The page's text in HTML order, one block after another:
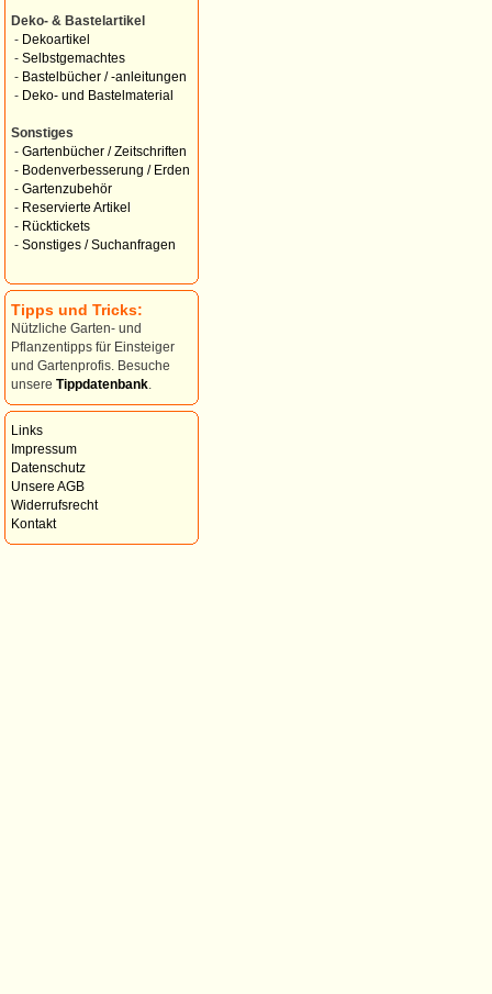
Deko- & Bastelartikel
- Dekoartikel
- Selbstgemachtes
- Bastelbücher / -anleitungen
- Deko- und Bastelmaterial
Sonstiges
- Gartenbücher / Zeitschriften
- Bodenverbesserung / Erden
- Gartenzubehör
- Reservierte Artikel
- Rücktickets
- Sonstiges / Suchanfragen
Tipps und Tricks:
Nützliche Garten- und
Pflanzentipps für Einsteiger
und Gartenprofis. Besuche
unsere Tippdatenbank
Links
Impressum
Datenschutz
Unsere AGB
Widerrufsrecht
Kontakt